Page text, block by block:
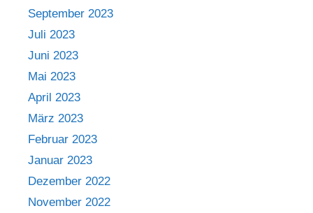
September 2023
Juli 2023
Juni 2023
Mai 2023
April 2023
März 2023
Februar 2023
Januar 2023
Dezember 2022
November 2022